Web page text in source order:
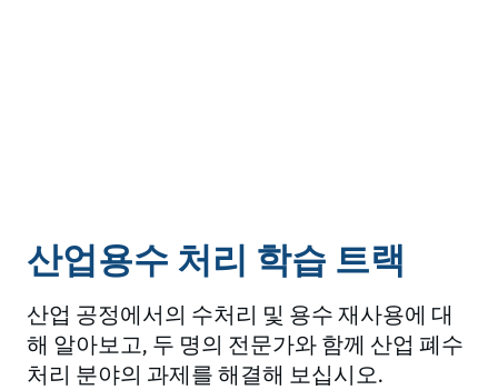
산업용수 처리 학습 트랙
산업 공정에서의 수처리 및 용수 재사용에 대
해 알아보고, 두 명의 전문가와 함께 산업 폐수
처리 분야의 과제를 해결해 보십시오.